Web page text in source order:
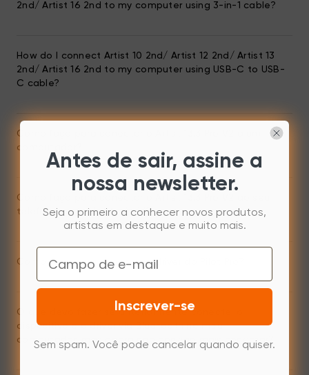
2nd/ Artist 16 2nd to my computer using 3-in-1 cable?
How do I connect Artist 10 2nd/ Artist 12 2nd/ Artist 13
2nd/ Artist 16 2nd to my computer using USB-C to USB-
C cable?
Como faço para conectar o Artist 13.3 Pro V2 a um
computador?
Como faço para conectar o Artist 13.3 Pro V2 ao seu
telefone ou tablet Android?
Como faço para conectar o driver do Pilot Pro?
O que devo fazer se anteriormente conectei o
dispositivo e o driver via Bluetooth no meu
computador, mas agora não consigo mais conectar?
Antes de sair, assine a
nossa newsletter.
Seja o primeiro a conhecer novos produtos,
artistas em destaque e muito mais.
Email
Inscrever-se
Sem spam. Você pode cancelar quando quiser.